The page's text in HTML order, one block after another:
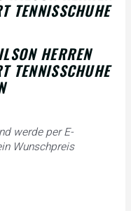
TENNISSCHUHE
HERREN
TENNISSCHUHE
werde per E-
Wunschpreis